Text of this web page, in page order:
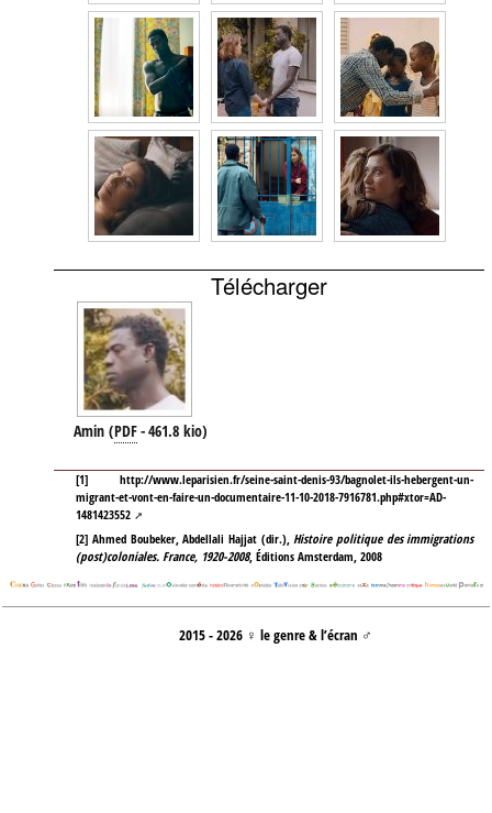
Télécharger
Amin (PDF-461.8 kio)
[1]http://www.leparisien.fr/seine-saint-denis-93/bagnolet-ils-hebergent-un-
migrant-et-vont-en-faire-un-documentaire-11-10-2018-7916781.php#xtor=AD-
1481423552
[2] Ahmed Boubeker, Abdellali Hajjat (dir.), Histoire politique des immigrations
(post)coloniales. France, 1920-2008, Éditions Amsterdam, 2008
2015 - 2026 ♀ le genre & l’écran ♂